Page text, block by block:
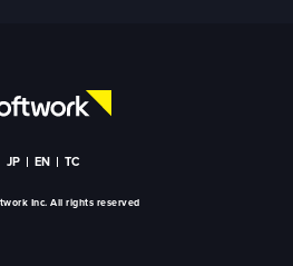
JP EN TC
Inc. All rights reserved